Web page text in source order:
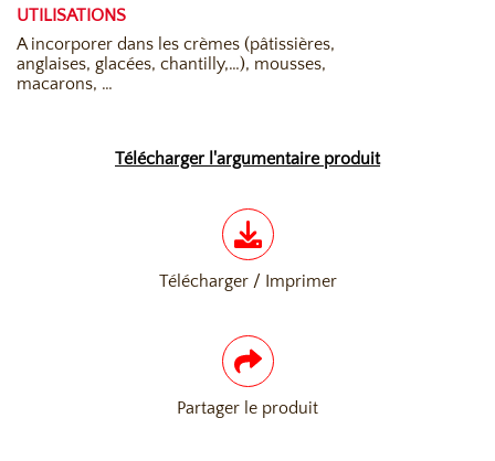
UTILISATIONS
A incorporer dans les crèmes (pâtissières,
anglaises, glacées, chantilly,…), mousses,
macarons, …
Télécharger l'argumentaire produit
Télécharger / Imprimer
Partager le produit